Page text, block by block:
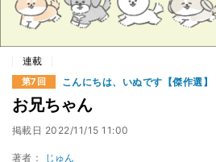
連載
第7回 こんにちは、いぬです【傑作選】
お兄ちゃん
掲載日 2022/11/15 11:00
著者： じゅん